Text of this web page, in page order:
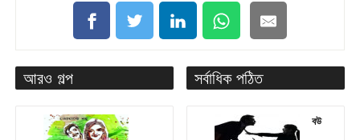
আরও গল্প সর্বাধিক পঠিত
বউ